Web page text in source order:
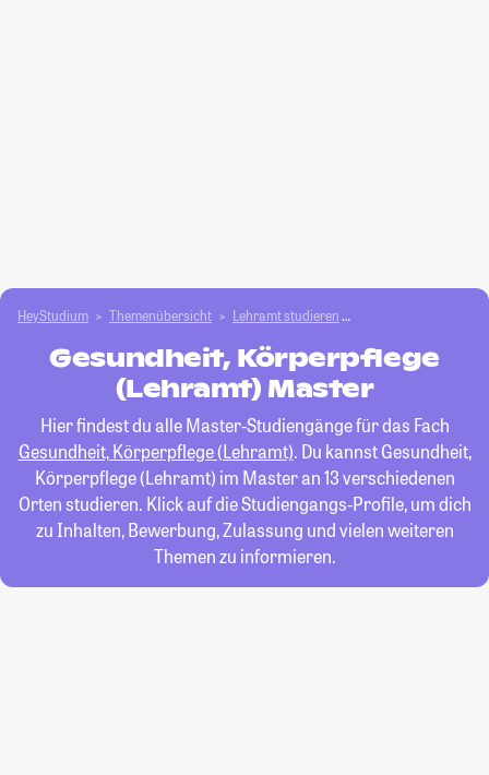
HeyStudium Themenübersicht Lehramt studieren
Gesundheit, Körperpflege
(Lehramt) Master
Hier findest du alle Master-Studiengänge für das Fach
Gesundheit, Körperpflege (Lehramt). Du kannst Gesundheit,
Körperpflege (Lehramt) im Master an 13 verschiedenen
Orten studieren. Klick auf die Studiengangs-Profile, um dich
zu Inhalten, Bewerbung, Zulassung und vielen weiteren
Themen zu informieren.